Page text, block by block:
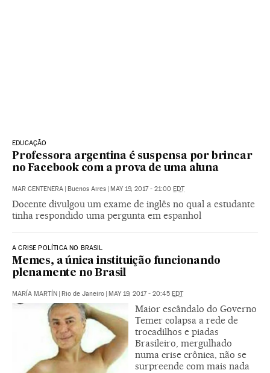
EDUCAÇÃO
Professora argentina é suspensa por brincar
no Facebook com a prova de uma aluna
MAR CENTENERA Buenos Aires MAY 19, 2017 - 21:00 EDT
Docente divulgou um exame de inglês no qual a estudante
tinha respondido uma pergunta em espanhol
A CRISE POLÍTICA NO BRASIL
Memes, a única instituição funcionando
plenamente no Brasil
MARÍA MARTÍN Rio de Janeiro MAY 19, 2017 - 20:45 EDT
Maior escândalo do Governo
Temer colapsa a rede de
trocadilhos e piadas
Brasileiro, mergulhado
numa crise crônica, não se
surpreende com mais nada